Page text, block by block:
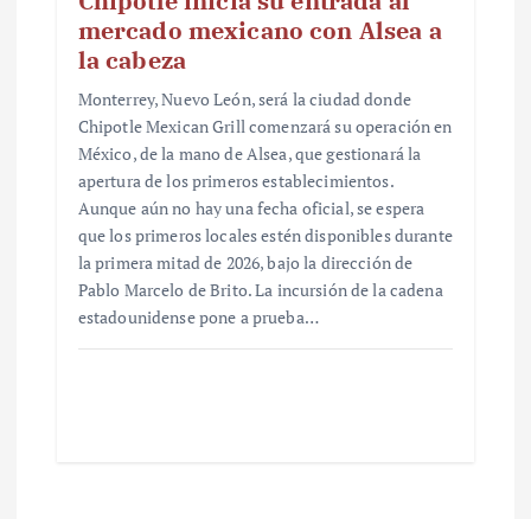
mercado mexicano con Alsea a
la cabeza
Monterrey, Nuevo León, será la ciudad donde
Chipotle Mexican Grill comenzará su operación en
México, de la mano de Alsea, que gestionará la
apertura de los primeros establecimientos.
Aunque aún no hay una fecha oficial, se espera
que los primeros locales estén disponibles durante
la primera mitad de 2026, bajo la dirección de
Pablo Marcelo de Brito. La incursión de la cadena
estadounidense pone a prueba…